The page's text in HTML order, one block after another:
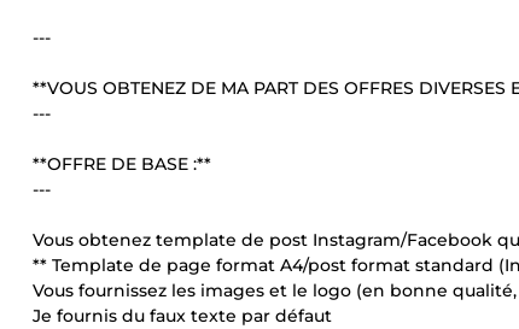
---
**VOUS OBTENEZ DE MA PART DES OFFRES DIVERSES
---
**OFFRE DE BASE :**
---
Vous obtenez template de post Instagram/Facebook
** Template de page format A4/post format standard
Vous fournissez les images et le logo (en bonne qualité,
Je fournis du faux texte par défaut